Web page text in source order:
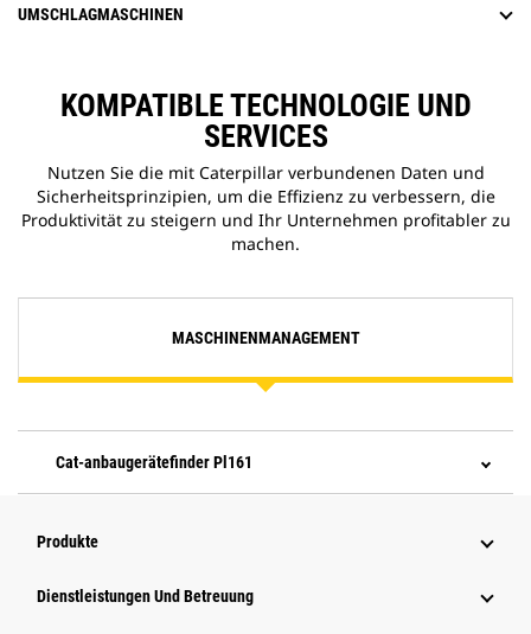
UMSCHLAGMASCHINEN
KOMPATIBLE TECHNOLOGIE UND
SERVICES
Nutzen Sie die mit Caterpillar verbundenen Daten und
Sicherheitsprinzipien, um die Effizienz zu verbessern, die
Produktivität zu steigern und Ihr Unternehmen profitabler zu
machen.
MASCHINENMANAGEMENT
Cat-anbaugerätefinder Pl161
Produkte
Dienstleistungen Und Betreuung